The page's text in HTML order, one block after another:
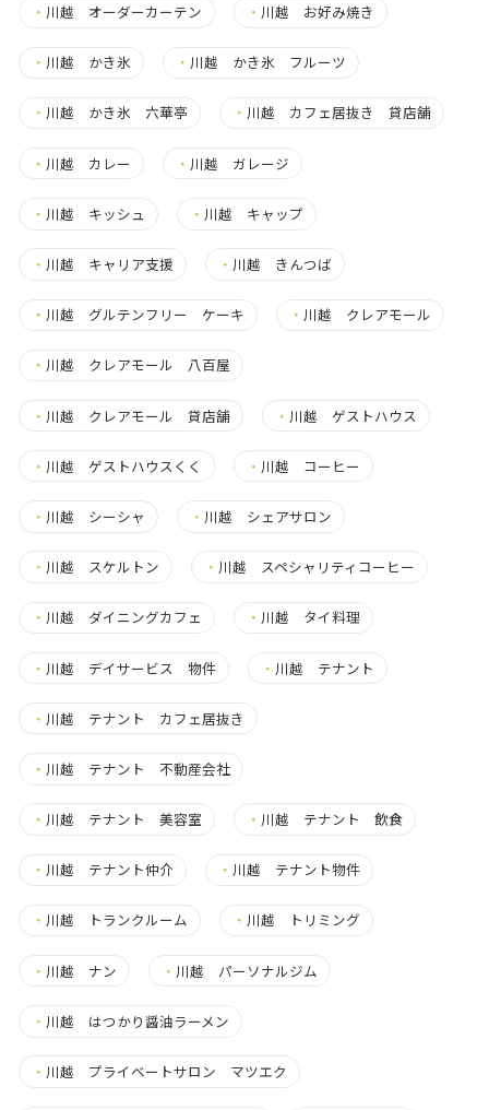
・ 川越 オーダーカーテン ・ 川越 お好み焼き
・ 川越 かき氷 ・ 川越 かき氷 フルーツ
・ 川越 かき氷 六華亭 ・ 川越 カフェ居抜き 貸店舗
・ 川越 カレー ・ 川越 ガレージ
・ 川越 キッシュ ・ 川越 キャップ
・ 川越 キャリア支援 ・ 川越 きんつば
・ 川越 グルテンフリー ケーキ ・ 川越 クレアモール
・ 川越 クレアモール 八百屋
・ 川越 クレアモール 貸店舗 ・ 川越 ゲストハウス
・ 川越 ゲストハウスくく ・ 川越 コーヒー
・ 川越 シーシャ ・ 川越 シェアサロン
・ 川越 スケルトン ・ 川越 スペシャリティコーヒー
・ 川越 ダイニングカフェ ・ 川越 タイ料理
・ 川越 デイサービス 物件 ・ 川越 テナント
・ 川越 テナント カフェ居抜き
・ 川越 テナント 不動産会社
・ 川越 テナント 美容室 ・ 川越 テナント 飲食
・ 川越 テナント仲介 ・ 川越 テナント物件
・ 川越 トランクルーム ・ 川越 トリミング
・ 川越 ナン ・ 川越 パーソナルジム
・ 川越 はつかり醤油ラーメン
・ 川越 プライベートサロン マツエク